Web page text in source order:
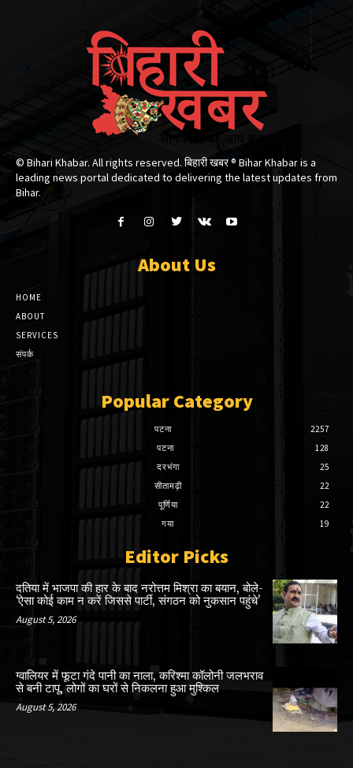
© Bihari Khabar. All rights reserved. बिहारी खबर ®​ Bihar Khabar is a
leading news portal dedicated to delivering the latest updates from
Bihar.
About Us
HOME
ABOUT
SERVICES
संपर्क
Popular Category
पटना
2257
पटना
128
दरभंगा
25
सीतामढ़ी
22
पूर्णिया
22
गया
19
Editor Picks
दतिया में भाजपा की हार के बाद नरोत्तम मिश्रा का बयान, बोले-
‘ऐसा कोई काम न करें जिससे पार्टी, संगठन को नुकसान पहुंचे’
August 5, 2026
ग्वालियर में फूटा गंदे पानी का नाला, करिश्मा कॉलोनी जलभराव
से बनी टापू, लोगों का घरों से निकलना हुआ मुश्किल
August 5, 2026